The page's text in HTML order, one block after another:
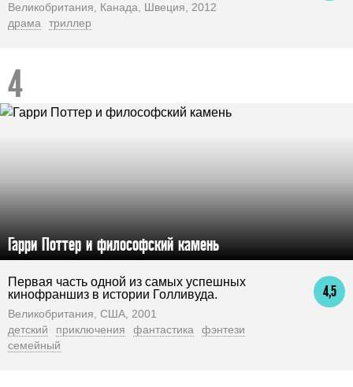
Великобритания, Канада, Швеция, 2012
драма
триллер
Гарри Поттер и философский камень
4,5
Первая часть одной из самых успешных
кинофраншиз в истории Голливуда.
Великобритания, США, 2001
детский
приключения фантастика
фэнтези
семейный